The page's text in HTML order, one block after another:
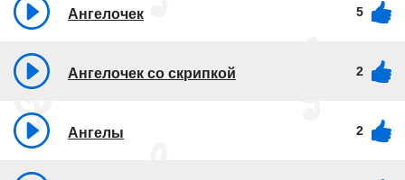
Ангелочек 5
Ангелочек со скрипкой 2
Ангелы 2